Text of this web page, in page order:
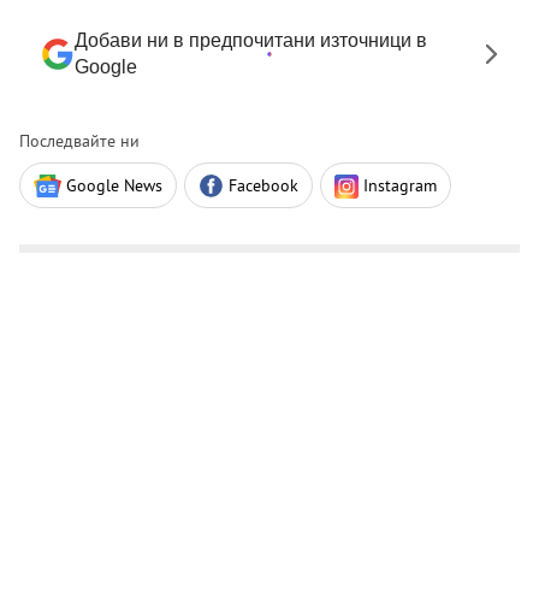
Добави ни в предпочитани източници в
Google
Последвайте ни
Google News Facebook Instagram